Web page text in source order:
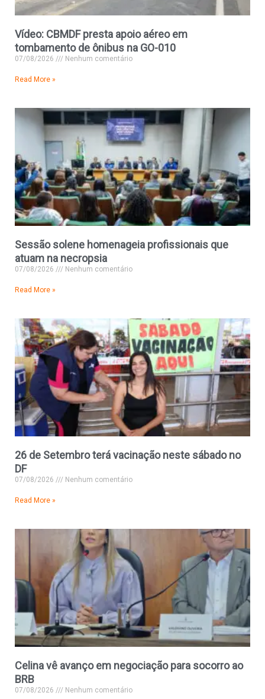
Vídeo: CBMDF presta apoio aéreo em
tombamento de ônibus na GO-010
07/08/2026 Nenhum comentário
Read More »
Sessão solene homenageia profissionais que
atuam na necropsia
07/08/2026 Nenhum comentário
Read More »
26 de Setembro terá vacinação neste sábado no
DF
07/08/2026 Nenhum comentário
Read More »
Celina vê avanço em negociação para socorro ao
BRB
07/08/2026 Nenhum comentário